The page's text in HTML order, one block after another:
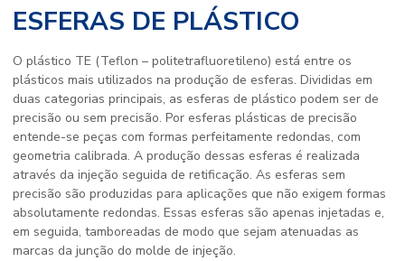
ESFERAS DE PLÁSTICO
O plástico TE (Teflon – politetrafluoretileno) está entre os
plásticos mais utilizados na produção de esferas. Divididas em
duas categorias principais, as esferas de plástico podem ser de
precisão ou sem precisão. Por esferas plásticas de precisão
entende-se peças com formas perfeitamente redondas, com
geometria calibrada. A produção dessas esferas é realizada
através da injeção seguida de retificação. As esferas sem
precisão são produzidas para aplicações que não exigem formas
absolutamente redondas. Essas esferas são apenas injetadas e,
em seguida, tamboreadas de modo que sejam atenuadas as
marcas da junção do molde de injeção.